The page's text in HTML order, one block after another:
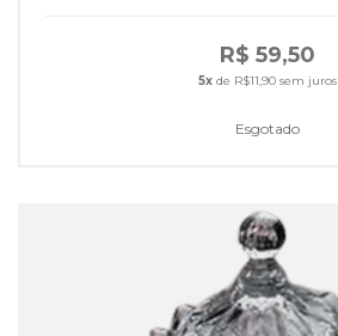
R$ 59,50
5x de R$11,90 sem juros
Esgotado